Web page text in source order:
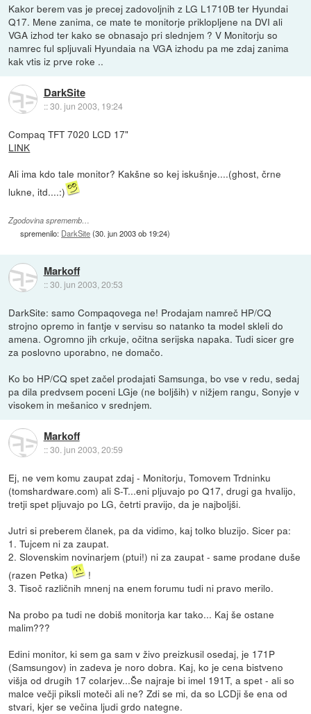
Kakor berem vas je precej zadovoljnih z LG L1710B ter Hyundai
Q17. Mene zanima, ce mate te monitorje priklopljene na DVI ali
VGA izhod ter kako se obnasajo pri slednjem ? V Monitorju so
namrec ful spljuvali Hyundaia na VGA izhodu pa me zdaj zanima
kak vtis iz prve roke ..
DarkSite
::30. jun 2003, 19:24
Compaq TFT 7020 LCD 17"
LINK
Ali ima kdo tale monitor? Kakšne so kej iskušnje....(ghost, črne
lukne, itd....:)
Zgodovina sprememb…
spremenilo: DarkSite(30. jun 2003 ob 19:24)
Markoff
::30. jun 2003, 20:53
DarkSite: samo Compaqovega ne! Prodajam namreč HP/CQ
strojno opremo in fantje v servisu so natanko ta model skleli do
amena. Ogromno jih crkuje, očitna serijska napaka. Tudi sicer gre
za poslovno uporabno, ne domačo.
Ko bo HP/CQ spet začel prodajati Samsunga, bo vse v redu, sedaj
pa dila predvsem poceni LGje (ne boljših) v nižjem rangu, Sonyje v
visokem in mešanico v srednjem.
Markoff
::30. jun 2003, 20:59
Ej, ne vem komu zaupat zdaj - Monitorju, Tomovem Trdninku
(tomshardware.com) ali S-T...eni pljuvajo po Q17, drugi ga hvalijo,
tretji spet pljuvajo po LG, četrti pravijo, da je najboljši.
Jutri si preberem članek, pa da vidimo, kaj tolko bluzijo. Sicer pa:
1. Tujcem ni za zaupat.
2. Slovenskim novinarjem (ptui!) ni za zaupat - same prodane duše
(razen Petka)
!
3. Tisoč različnih mnenj na enem forumu tudi ni pravo merilo.
Na probo pa tudi ne dobiš monitorja kar tako... Kaj še ostane
malim???
Edini monitor, ki sem ga sam v živo preizkusil osedaj, je 171P
(Samsungov) in zadeva je noro dobra. Kaj, ko je cena bistveno
višja od drugih 17 colarjev...Še najraje bi imel 191T, a spet - ali so
malce večji piksli moteči ali ne? Zdi se mi, da so LCDji še ena od
stvari, kjer se večina ljudi grdo nategne.